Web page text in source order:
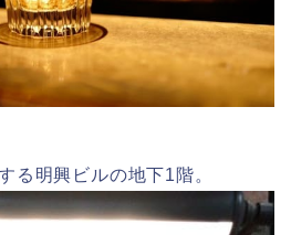
る明興ビルの地下1階。